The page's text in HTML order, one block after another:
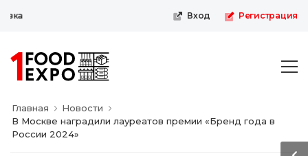
Вход Регистрация
Главная
Новости
В Москве наградили лауреатов премии «Бренд года в
России 2024»